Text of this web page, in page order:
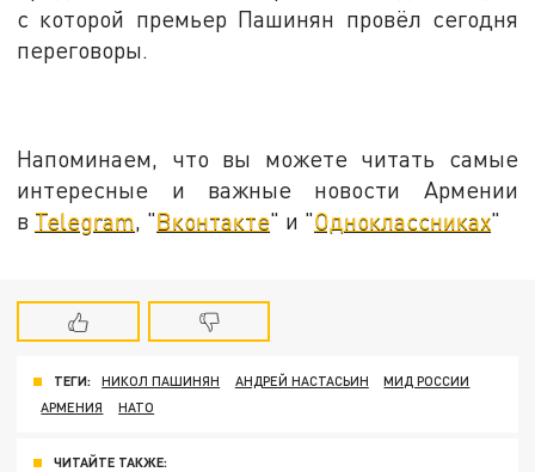
с которой премьер Пашинян провёл сегодня
переговоры.
Напоминаем, что вы можете читать самые
интересные и важные новости Армении
в Telegram, "Вконтакте" и "Одноклассниках"
ТЕГИ: НИКОЛ ПАШИНЯН АНДРЕЙ НАСТАСЬИН
МИД РОССИИ
АРМЕНИЯ
НАТО
ЧИТАЙТЕ ТАКЖЕ: